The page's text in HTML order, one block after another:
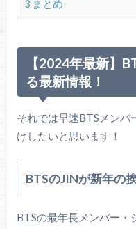
3まとめ
【2024年最新】
る最新情報！
それでは早速BTSメンバ
けしたいと思います！
BTSのJINが新年の
BTSの最年長メンバー・